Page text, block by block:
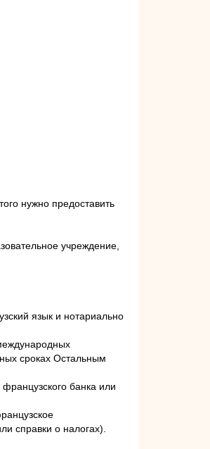
нужно предоставить
учреждение,
язык и нотариально
сроках Остальным
банка или
справки о налогах).